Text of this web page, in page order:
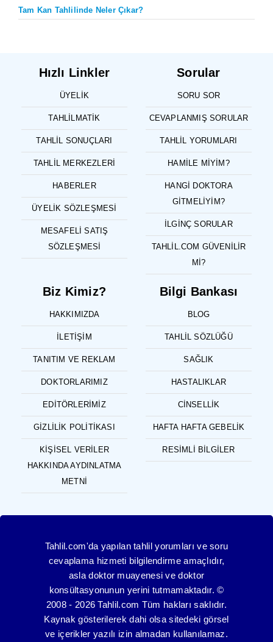
Tam Kan Tahlilinde Neler Çıkar?
Hızlı Linkler
ÜYELIK
TAHLILMATIK
TAHLIL SONUÇLARI
TAHLIL MERKEZLERI
HABERLER
ÜYELIK SÖZLEŞMESI
MESAFELI SATIŞ
SÖZLEŞMESI
Sorular
SORU SOR
CEVAPLANMIŞ SORULAR
TAHLIL YORUMLARI
HAMILE MIYIM?
HANGI DOKTORA
GITMELIYIM?
İLGINÇ SORULAR
TAHLIL.COM GÜVENILIR
MI?
Biz Kimiz?
HAKKIMIZDA
İLETIŞIM
TANITIM VE REKLAM
DOKTORLARIMIZ
EDITÖRLERIMIZ
GIZLILIK POLITIKASI
KIŞISEL VERILER
HAKKINDA AYDINLATMA
METNI
Bilgi Bankası
BLOG
TAHLIL SÖZLÜĞÜ
SAĞLIK
HASTALIKLAR
CINSELLIK
HAFTA HAFTA GEBELIK
RESIMLI BILGILER
Tahlil.com'da yapılan tahlil yorumları ve soru
cevaplama hizmeti bilgilendirme amaçlıdır,
asla doktor muayenesi ve doktor
konsültasyonunun yerini tutmamaktadır. ©
2008 - 2026 Tahlil.com Tüm hakları saklıdır.
Kaynak gösterilerek dahi olsa sitedeki görsel
ve içerikler yazılı izin almadan kullanılamaz.